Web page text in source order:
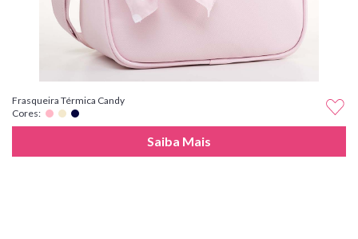
Frasqueira Térmica Candy
Cores:
Saiba Mais